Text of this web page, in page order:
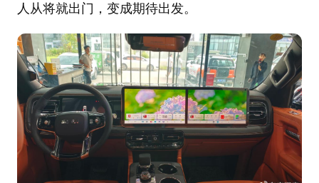
人从将就出门，变成期待出发。